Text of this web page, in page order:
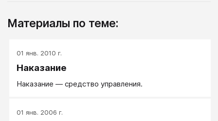
Материалы по теме:
01 янв. 2010 г.
Наказание
Наказание — средство управления.
01 янв. 2006 г.